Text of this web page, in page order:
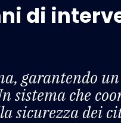
di
garantendo
sistema che
sicurezza dei